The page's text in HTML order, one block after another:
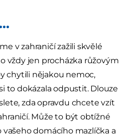
v zahraničí zažili skvělé
vždy jen procházka růžovým
chytili nějakou nemoc,
to dokázala odpustit. Dlouze
zda opravdu chcete vzít
Může to být obtížné
vašeho domácího mazlíčka a